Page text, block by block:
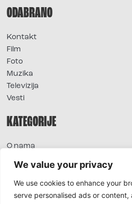
We value your privacy
We use cookies to enhance your
serve personalised ads or
ODABRANO
Kontakt
Film
Foto
Muzika
Televizija
Vesti
KATEGORIJE
O nama
Extra
Foto
Moda